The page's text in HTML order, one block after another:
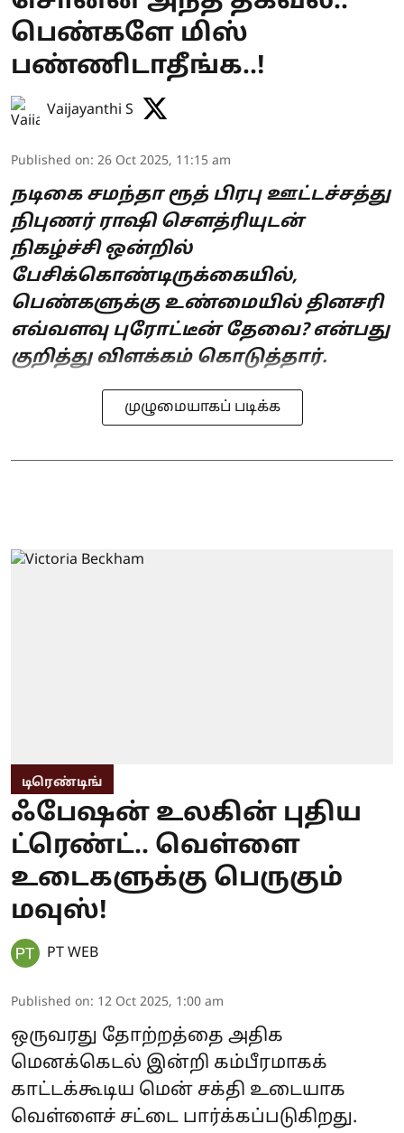
பெண்களே மிஸ்
பண்ணிடாதீங்க..!
Vaijayanthi S
Published on: 26 Oct 2025, 11:15 am
நடிகை சமந்தா ரூத் பிரபு ஊட்டச்சத்து
நிபுணர் ராஷி சௌத்ரியுடன்
நிகழ்ச்சி ஒன்றில்
பேசிக்கொண்டிருக்கையில்,
பெண்களுக்கு உண்மையில் தினசரி
எவ்வளவு புரோட்டீன் தேவை? என்பது
குறித்து விளக்கம் கொடுத்தார்.
முழுமையாகப் படிக்க
டிரெண்டிங்
ஃபேஷன் உலகின் புதிய
ட்ரெண்ட்.. வெள்ளை
உடைகளுக்கு பெருகும்
மவுஸ்!
PT WEB
Published on: 12 Oct 2025, 1:00 am
ஒருவரது தோற்றத்தை அதிக
மெனக்கெடல் இன்றி கம்பீரமாகக்
காட்டக்கூடிய மென் சக்தி உடையாக
வெள்ளைச் சட்டை பார்க்கப்படுகிறது.